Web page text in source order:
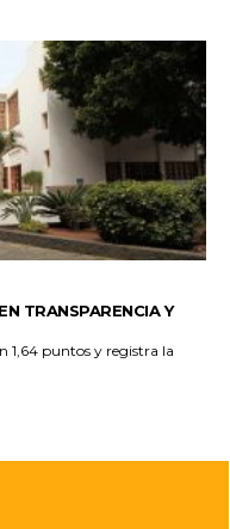
TRANSPARENCIA Y
1,64 puntos y registra la